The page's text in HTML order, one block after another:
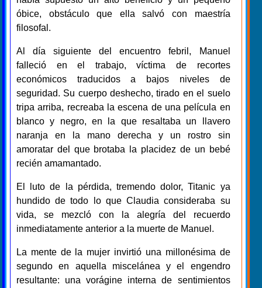
óbice, obstáculo que ella salvó con maestría
filosofal.
Al día siguiente del encuentro febril, Manuel
falleció en el trabajo, víctima de recortes
económicos traducidos a bajos niveles de
seguridad. Su cuerpo deshecho, tirado en el suelo
tripa arriba, recreaba la escena de una película en
blanco y negro, en la que resaltaba un llavero
naranja en la mano derecha y un rostro sin
amoratar del que brotaba la placidez de un bebé
recién amamantado.
El luto de la pérdida, tremendo dolor, Titanic ya
hundido de todo lo que Claudia consideraba su
vida, se mezcló con la alegría del recuerdo
inmediatamente anterior a la muerte de Manuel.
La mente de la mujer invirtió una millonésima de
segundo en aquella miscelánea y el engendro
resultante: una vorágine interna de sentimientos